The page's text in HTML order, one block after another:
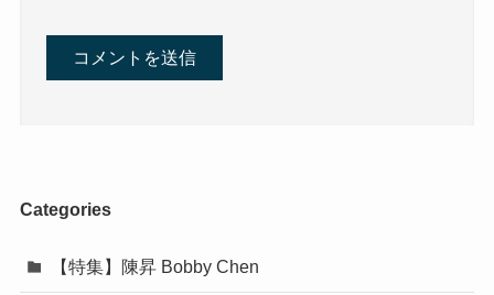
Categories
【特集】陳昇 Bobby Chen